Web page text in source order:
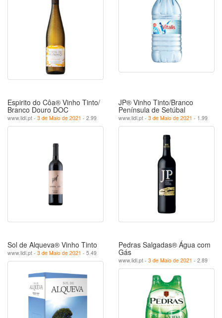
Espirito do Côa® Vinho Tinto/
Branco Douro DOC
www.lidl.pt - 3 de Maio de 2021 - 2.99
JP® Vinho Tinto/Branco
Península de Setúbal
www.lidl.pt - 3 de Maio de 2021 - 1.99
Sol de Alqueva® Vinho Tinto
www.lidl.pt - 3 de Maio de 2021 - 5.49
Pedras Salgadas® Água com
Gás
www.lidl.pt - 3 de Maio de 2021 - 2.89